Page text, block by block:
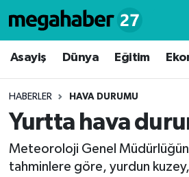
Asayiş Dünya Eğitim
HABERLER HAVA DURUMU
Yurtta hava
Meteoroloji Genel
tahminlere göre, yurdun
Hava Durumu
Süper Lig Puan Durumu ve
Tüm Manşetler